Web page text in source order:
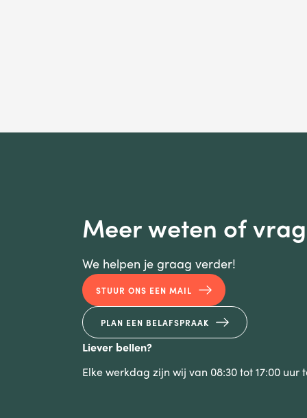
Meer weten of
We helpen je graag verder!
STUUR ONS EEN MAIL
PLAN EEN BELAFSPRAAK
Liever bellen?
Elke werkdag zijn wij van 08:30 tot 17:00 uur